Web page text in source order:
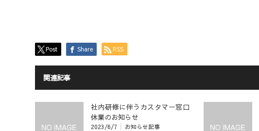
Post Share RSS
関連記事
社内研修に伴うカスタマー窓口
休業のお知らせ
2023/6/7 お知らせ記事